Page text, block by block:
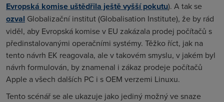
Evropská komise uštědřila ještě vyšší pokutu). A tak se
ozval Globalizační institut (Globalisation Institute), že by rád
viděl, aby Evropská komise v EU zakázala prodej počítačů s
předinstalovanými operačními systémy. Těžko říct, jak na
tento návrh EK reagovala, ale v takovém smyslu, v jakém byl
návrh formulován, by znamenal i zákaz prodeje počítačů
Apple a všech dalších PC i s OEM verzemi Linuxu.
Tento scénář se ale ukazuje jako jediný možný ve snaze